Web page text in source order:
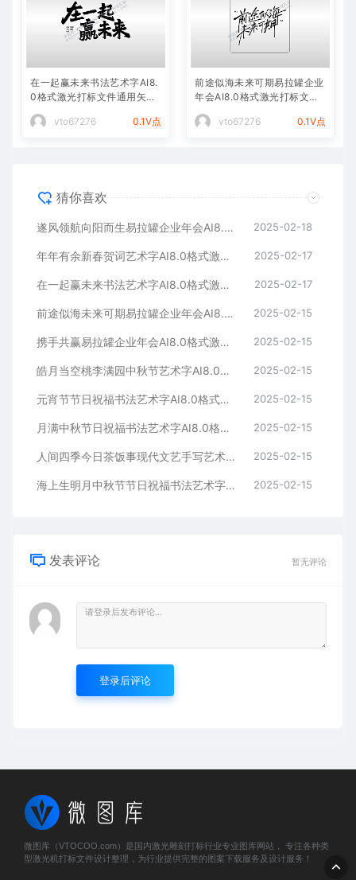
在一起赢未来书法艺术字AI8.
0格式激光打标文件通用矢量
vto67276
0.1V点
前途似海未来可期易拉罐企业
年会AI8.0格式激光打标文件
vto67276
0.1V点
猜你喜欢
遂风领航向阳而生易拉罐企业年会AI8.0格式激光打标文件通用矢量图 2025-02-18
年年有余新春贺词艺术字AI8.0格式激光打标文件通用矢量图 2025-02-17
在一起赢未来书法艺术字AI8.0格式激光打标文件通用矢量图 2025-02-17
前途似海未来可期易拉罐企业年会AI8.0格式激光打标文件通用矢量图 2025-02-15
携手共赢易拉罐企业年会AI8.0格式激光打标文件通用矢量图 2025-02-15
皓月当空桃李满园中秋节艺术字AI8.0格式激光打标文件通用矢量图 2025-02-15
元宵节节日祝福书法艺术字AI8.0格式激光打标文件通用矢量图 2025-02-15
月满中秋节日祝福书法艺术字AI8.0格式激光打标文件通用矢量图 2025-02-15
人间四季今日茶饭事现代文艺手写艺术字AI8.0格式激光打标文件通用矢量图 2025-02-15
海上生明月中秋节节日祝福书法艺术字AI8.0格式激光打标文件通用矢量图 2025-02-15
发表评论 暂无评论
登录后评论
微图库（VTOCOO.com）是国内激光雕刻打标行业专业图库网站， 专注各种类
型激光机打标文件设计整理，为行业提供完整的图案下载服务及设计服务！